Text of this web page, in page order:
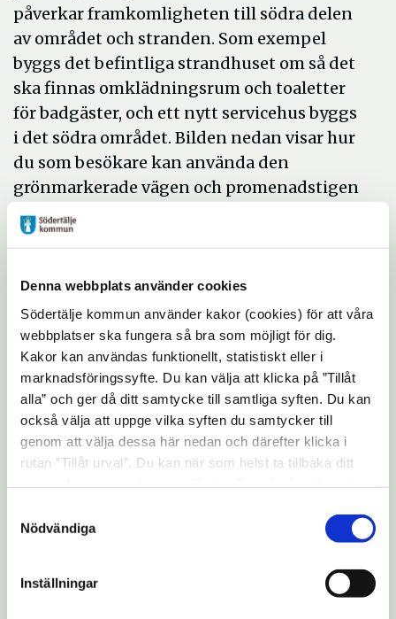
Denna webbplats använder cookies
Södertälje kommun använder kakor (cookies) för att våra
webbplatser ska fungera så bra som möjligt för dig.
Kakor kan användas funktionellt, statistiskt eller i
marknadsföringssyfte. Du kan välja att klicka på ”Tillåt
alla” och ger då ditt samtycke till samtliga syften. Du kan
också välja att uppge vilka syften du samtycker till
genom att välja dessa här nedan och därefter klicka i
rutan ”Tillåt urval”. Du kan när som helst ta tillbaka ditt
"Visa detaljer" kan du läsa om hur kakorna används och
hur vi och våra leverantörer inhämtar och behandlar
Nödvändiga
Inställningar
påverkar framkomligheten till södra delen
av området och stranden. Som exempel
byggs det befintliga strandhuset om så det
ska finnas omklädningsrum och toaletter
för badgäster, och ett nytt servicehus byggs
i det södra området. Bilden nedan visar hur
du som besökare kan använda den
grönmarkerade vägen och promenadstigen
för att nå stranden och för att ta er längre
söderut.
framåt med planeringen och utvecklingen
av Farstanäs camping. Snart är de nya
omklädningsrummen klara och vi ser fram
emot att öppna upp för säsongen för både
bad- och campinggäster. Vi försöker bli
klara med så mycket som möjligt av
grävarbetena men hoppas på och tackar för
hänsyn för det som pågår, säger Robin
Waara, områdeschef,
samhällsbyggnadskontoret och ansvarig för
kommunens byggnationer på campingen.
Från 2027 ska en extern aktör vara
upphandlad och driva campingen. I år drivs